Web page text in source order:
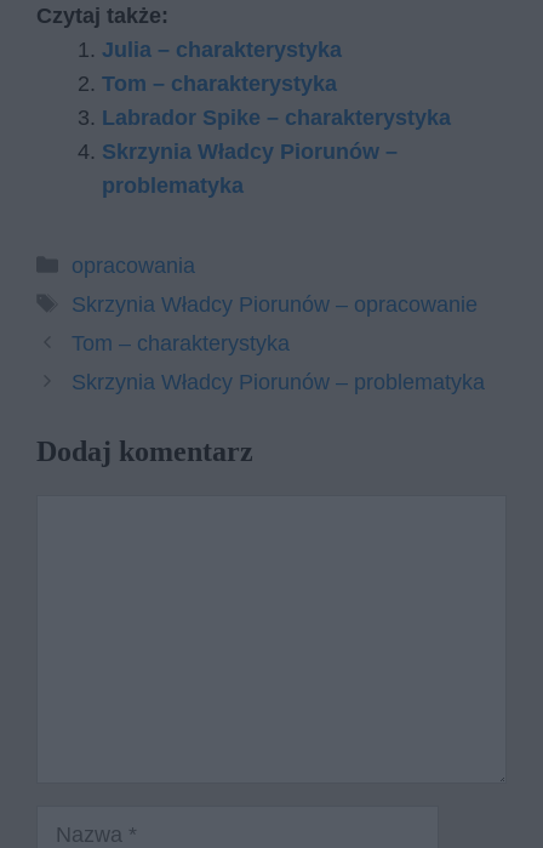
Czytaj także:
Julia – charakterystyka
Tom – charakterystyka
Labrador Spike – charakterystyka
Skrzynia Władcy Piorunów –
problematyka
Kategorie
opracowania
Tagi
Skrzynia Władcy Piorunów – opracowanie
Tom – charakterystyka
Skrzynia Władcy Piorunów – problematyka
Dodaj komentarz
Nazwa